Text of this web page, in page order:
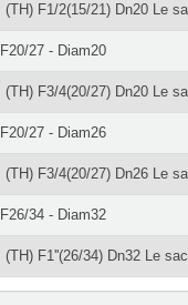
F1/2(15/21) Dn20 Le
27 - Diam20
F3/4(20/27) Dn20 Le
27 - Diam26
F3/4(20/27) Dn26 Le
34 - Diam32
F1''(26/34) Dn32 Le